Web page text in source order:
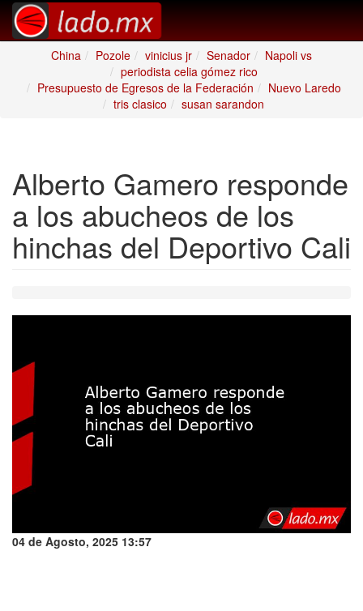
China Pozole vinicius jr Senador
Napoli vs
periodista celia gómez rico
Presupuesto de Egresos de la Federación
Nuevo Laredo
tris clasico
susan sarandon
Alberto Gamero responde
a los abucheos de los
hinchas del Deportivo Cali
04 de Agosto, 2025 13:57